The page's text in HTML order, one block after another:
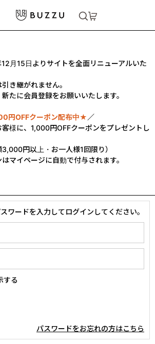
月15日よりサイトを全面リニューアルいた
き継がれません。
たに会員登録をお願いいたします。
円OFFクーポン配布中★ ／
様に、1,000円OFFクーポンをプレゼントし
3,000円以上・お一人様1回限り）
マイページに自動で付与されます。
ワードを入力してログインしてください。
する
パスワードをお忘れの方はこちら